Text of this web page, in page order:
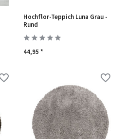
Hochflor-Teppich Luna Grau -
Rund
44,95 *